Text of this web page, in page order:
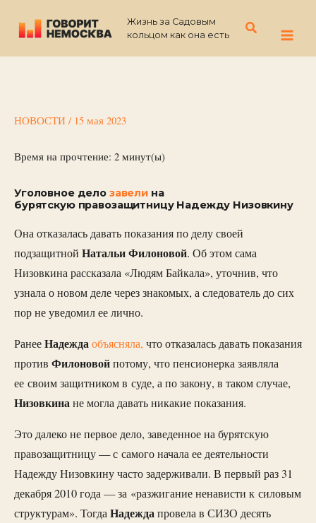
содержимому
Жизнь за Садовым
кольцом как она есть
Поиск
НОВОСТИ / 15 мая 2023
Время на прочтение: 2 минут(ы)
Уголовное дело завелина
бурятскую правозащитницу Надежду Низовкину
Она отказалась давать показания по делу своей
подзащитной НатальиФилоновой. Об этом сама
Низовкина рассказала «Людям Байкала», уточнив, что
узнала о новом деле через знакомых, а следователь до сих
пор не уведомил ее лично.
РанееНадеждаобъясняла, что отказалась давать показания
против Филоновойпотому, что пенсионерка заявляла
ее своим защитником в суде, а по закону, в таком случае,
Низовкинане могла давать никакие показания.
Это далеко не первое дело, заведенное на бурятскую
правозащитницу — с самого начала ее деятельности
Надежду Низовкину часто задерживали. В первый раз 31
декабря 2010 года — за «разжигание ненависти к силовым
структурам». ТогдаНадеждапровела в СИЗО десять